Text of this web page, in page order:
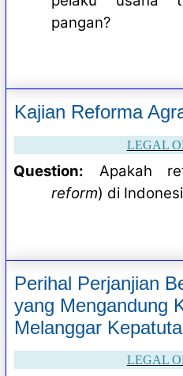
pangan?
Kajian Reforma
LEGAL
Question: Apakah
reform) di
Perihal Perjanjian
yang Mengandung
Melanggar
LEGAL